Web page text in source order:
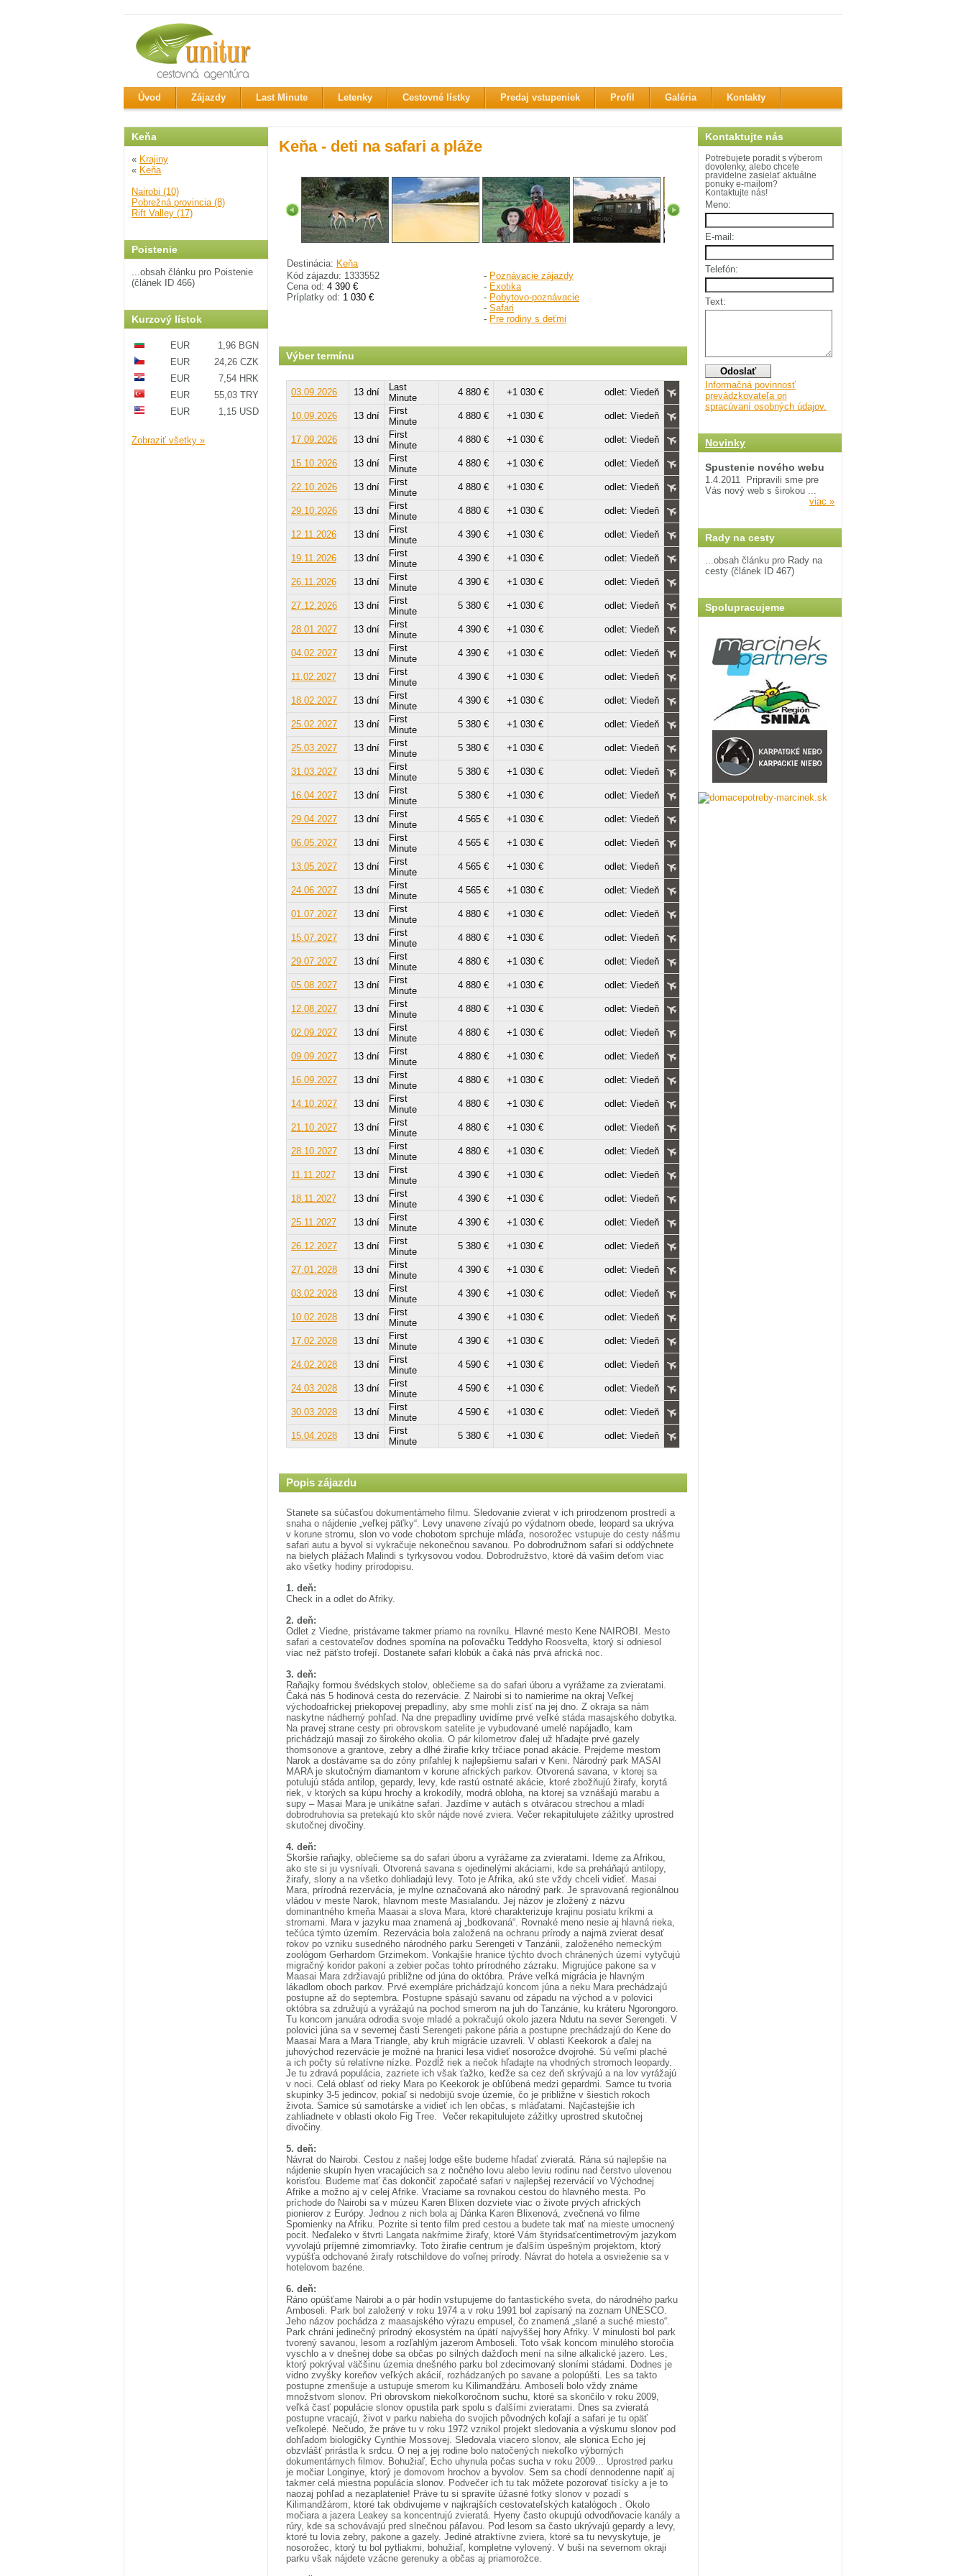
Úvod Zájazdy Last Minute Letenky Cestovné lístky Predaj vstupeniek Profil Galéria Kontakty
Keňa
« Krajiny
« Keňa
Nairobi (10)
Pobrežná provincia (8)
Rift Valley (17)
Poistenie
...obsah článku pro Poistenie
(článek ID 466)
Kurzový lístok
EUR
1,96 BGN
EUR
24,26 CZK
EUR
7,54 HRK
EUR
55,03 TRY
EUR
1,15 USD
Zobraziť všetky »
Keňa - deti na safari a pláže
Destinácia: Keňa
Kód zájazdu: 1333552
Cena od: 4 390 €
Príplatky od: 1 030 €
- Poznávacie zájazdy
- Exotika
- Pobytovo-poznávacie
- Safari
- Pre rodiny s deťmi
Výber termínu
03.09.2026 13 dní
Last
Minute
4 880 € +1 030 € odlet: Viedeň
10.09.2026 13 dní
First
Minute
4 880 € +1 030 € odlet: Viedeň
17.09.2026 13 dní
First
Minute
4 880 € +1 030 € odlet: Viedeň
15.10.2026 13 dní
First
Minute
4 880 € +1 030 € odlet: Viedeň
22.10.2026 13 dní
First
Minute
4 880 € +1 030 € odlet: Viedeň
29.10.2026 13 dní
First
Minute
4 880 € +1 030 € odlet: Viedeň
12.11.2026 13 dní
First
Minute
4 390 € +1 030 € odlet: Viedeň
19.11.2026 13 dní
First
Minute
4 390 € +1 030 € odlet: Viedeň
26.11.2026 13 dní
First
Minute
4 390 € +1 030 € odlet: Viedeň
27.12.2026 13 dní
First
Minute
5 380 € +1 030 € odlet: Viedeň
28.01.2027 13 dní
First
Minute
4 390 € +1 030 € odlet: Viedeň
04.02.2027 13 dní
First
Minute
4 390 € +1 030 € odlet: Viedeň
11.02.2027 13 dní
First
Minute
4 390 € +1 030 € odlet: Viedeň
18.02.2027 13 dní
First
Minute
4 390 € +1 030 € odlet: Viedeň
25.02.2027 13 dní
First
Minute
5 380 € +1 030 € odlet: Viedeň
25.03.2027 13 dní
First
Minute
5 380 € +1 030 € odlet: Viedeň
31.03.2027 13 dní
First
Minute
5 380 € +1 030 € odlet: Viedeň
16.04.2027 13 dní
First
Minute
5 380 € +1 030 € odlet: Viedeň
29.04.2027 13 dní
First
Minute
4 565 € +1 030 € odlet: Viedeň
06.05.2027 13 dní
First
Minute
4 565 € +1 030 € odlet: Viedeň
13.05.2027 13 dní
First
Minute
4 565 € +1 030 € odlet: Viedeň
24.06.2027 13 dní
First
Minute
4 565 € +1 030 € odlet: Viedeň
01.07.2027 13 dní
First
Minute
4 880 € +1 030 € odlet: Viedeň
15.07.2027 13 dní
First
Minute
4 880 € +1 030 € odlet: Viedeň
29.07.2027 13 dní
First
Minute
4 880 € +1 030 € odlet: Viedeň
05.08.2027 13 dní
First
Minute
4 880 € +1 030 € odlet: Viedeň
12.08.2027 13 dní
First
Minute
4 880 € +1 030 € odlet: Viedeň
02.09.2027 13 dní
First
Minute
4 880 € +1 030 € odlet: Viedeň
09.09.2027 13 dní
First
Minute
4 880 € +1 030 € odlet: Viedeň
16.09.2027 13 dní
First
Minute
4 880 € +1 030 € odlet: Viedeň
14.10.2027 13 dní
First
Minute
4 880 € +1 030 € odlet: Viedeň
21.10.2027 13 dní
First
Minute
4 880 € +1 030 € odlet: Viedeň
28.10.2027 13 dní
First
Minute
4 880 € +1 030 € odlet: Viedeň
11.11.2027 13 dní
First
Minute
4 390 € +1 030 € odlet: Viedeň
18.11.2027 13 dní
First
Minute
4 390 € +1 030 € odlet: Viedeň
25.11.2027 13 dní
First
Minute
4 390 € +1 030 € odlet: Viedeň
26.12.2027 13 dní
First
Minute
5 380 € +1 030 € odlet: Viedeň
27.01.2028 13 dní
First
Minute
4 390 € +1 030 € odlet: Viedeň
03.02.2028 13 dní
First
Minute
4 390 € +1 030 € odlet: Viedeň
10.02.2028 13 dní
First
Minute
4 390 € +1 030 € odlet: Viedeň
17.02.2028 13 dní
First
Minute
4 390 € +1 030 € odlet: Viedeň
24.02.2028 13 dní
First
Minute
4 590 € +1 030 € odlet: Viedeň
24.03.2028 13 dní
First
Minute
4 590 € +1 030 € odlet: Viedeň
30.03.2028 13 dní
First
Minute
4 590 € +1 030 € odlet: Viedeň
15.04.2028 13 dní
First
Minute
5 380 € +1 030 € odlet: Viedeň
Popis zájazdu
Stanete sa súčasťou dokumentárneho filmu. Sledovanie zvierat v ich prirodzenom prostredí a
snaha o nájdenie „veľkej päťky“. Levy unavene zívajú po výdatnom obede, leopard sa ukrýva
v korune stromu, slon vo vode chobotom sprchuje mláďa, nosorožec vstupuje do cesty nášmu
safari autu a byvol si vykračuje nekonečnou savanou. Po dobrodružnom safari si oddýchnete
na bielych plážach Malindi s tyrkysovou vodou. Dobrodružstvo, ktoré dá vašim deťom viac
ako všetky hodiny prírodopisu.
1. deň:
Check in a odlet do Afriky.
2. deň:
Odlet z Viedne, pristávame takmer priamo na rovníku. Hlavné mesto Kene NAIROBI. Mesto
safari a cestovateľov dodnes spomína na poľovačku Teddyho Roosvelta, ktorý si odniesol
viac než päťsto trofejí. Dostanete safari klobúk a čaká nás prvá africká noc.
3. deň:
Raňajky formou švédskych stolov, oblečieme sa do safari úboru a vyrážame za zvieratami.
Čaká nás 5 hodinová cesta do rezervácie. Z Nairobi si to namierime na okraj Veľkej
východoafrickej priekopovej prepadliny, aby sme mohli zísť na jej dno. Z okraja sa nám
naskytne nádherný pohľad. Na dne prepadliny uvidíme prvé veľké stáda masajského dobytka.
Na pravej strane cesty pri obrovskom satelite je vybudované umelé napájadlo, kam
prichádzajú masaji zo širokého okolia. O pár kilometrov ďalej už hľadajte prvé gazely
thomsonove a grantove, zebry a dlhé žirafie krky trčiace ponad akácie. Prejdeme mestom
Narok a dostávame sa do zóny priľahlej k najlepšiemu safari v Keni. Národný park MASAI
MARA je skutočným diamantom v korune afrických parkov. Otvorená savana, v ktorej sa
potulujú stáda antilop, gepardy, levy, kde rastú ostnaté akácie, ktoré zbožňujú žirafy, korytá
riek, v ktorých sa kúpu hrochy a krokodíly, modrá obloha, na ktorej sa vznášajú marabu a
supy – Masai Mara je unikátne safari. Jazdíme v autách s otváracou strechou a mladí
dobrodruhovia sa pretekajú kto skôr nájde nové zviera. Večer rekapitulujete zážitky uprostred
skutočnej divočiny.
4. deň:
Skoršie raňajky, oblečieme sa do safari úboru a vyrážame za zvieratami. Ideme za Afrikou,
ako ste si ju vysnívali. Otvorená savana s ojedinelými akáciami, kde sa preháňajú antilopy,
žirafy, slony a na všetko dohliadajú levy. Toto je Afrika, akú ste vždy chceli vidieť. Masai
Mara, prírodná rezervácia, je mylne označovaná ako národný park. Je spravovaná regionálnou
vládou v meste Narok, hlavnom meste Masialandu. Jej názov je zložený z názvu
dominantného kmeňa Maasai a slova Mara, ktoré charakterizuje krajinu posiatu kríkmi a
stromami. Mara v jazyku maa znamená aj „bodkovaná“. Rovnaké meno nesie aj hlavná rieka,
tečúca týmto územím. Rezervácia bola založená na ochranu prírody a najmä zvierat desať
rokov po vzniku susedného národného parku Serengeti v Tanzánii, založeného nemeckým
zoológom Gerhardom Grzimekom. Vonkajšie hranice týchto dvoch chránených území vytyčujú
migračný koridor pakoní a zebier počas tohto prírodného zázraku. Migrujúce pakone sa v
Maasai Mara zdržiavajú približne od júna do októbra. Práve veľká migrácia je hlavným
lákadlom oboch parkov. Prvé exempláre prichádzajú koncom júna a rieku Mara prechádzajú
postupne až do septembra. Postupne spásajú savanu od západu na východ a v polovici
októbra sa združujú a vyrážajú na pochod smerom na juh do Tanzánie, ku kráteru Ngorongoro.
Tu koncom januára odrodia svoje mladé a pokračujú okolo jazera Ndutu na sever Serengeti. V
polovici júna sa v severnej časti Serengeti pakone pária a postupne prechádzajú do Kene do
Maasai Mara a Mara Triangle, aby kruh migrácie uzavreli. V oblasti Keekorok a ďalej na
juhovýchod rezervácie je možné na hranici lesa vidieť nosorožce dvojrohé. Sú veľmi plaché
a ich počty sú relatívne nízke. Pozdĺž riek a riečok hľadajte na vhodných stromoch leopardy.
Je tu zdravá populácia, zazriete ich však ťažko, keďže sa cez deň skrývajú a na lov vyrážajú
v noci. Celá oblasť od rieky Mara po Keekorok je obľúbená medzi gepardmi. Samce tu tvoria
skupinky 3-5 jedincov, pokiaľ si nedobijú svoje územie, čo je približne v šiestich rokoch
života. Samice sú samotárske a vidieť ich len občas, s mláďatami. Najčastejšie ich
zahliadnete v oblasti okolo Fig Tree. Večer rekapitulujete zážitky uprostred skutočnej
divočiny.
5. deň:
Návrat do Nairobi. Cestou z našej lodge ešte budeme hľadať zvieratá. Rána sú najlepšie na
nájdenie skupín hyen vracajúcich sa z nočného lovu alebo leviu rodinu nad čerstvo ulovenou
korisťou. Budeme mať čas dokončiť započaté safari v najlepšej rezervácií vo Východnej
Afrike a možno aj v celej Afrike. Vraciame sa rovnakou cestou do hlavného mesta. Po
príchode do Nairobi sa v múzeu Karen Blixen dozviete viac o živote prvých afrických
pionierov z Európy. Jednou z nich bola aj Dánka Karen Blixenová, zvečnená vo filme
Spomienky na Afriku. Pozrite si tento film pred cestou a budete tak mať na mieste umocnený
pocit. Neďaleko v štvrti Langata nakŕmime žirafy, ktoré Vám štyridsaťcentimetrovým jazykom
vyvolajú príjemné zimomriavky. Toto žirafie centrum je ďalším úspešným projektom, ktorý
vypúšťa odchované žirafy rotschildove do voľnej prírody. Návrat do hotela a osvieženie sa v
hotelovom bazéne.
6. deň:
Ráno opúšťame Nairobi a o pár hodín vstupujeme do fantastického sveta, do národného parku
Amboseli. Park bol založený v roku 1974 a v roku 1991 bol zapísaný na zoznam UNESCO.
Jeho názov pochádza z maasajského výrazu empusel, čo znamená „slané a suché miesto“.
Park chráni jedinečný prírodný ekosystém na úpätí najvyššej hory Afriky. V minulosti bol park
tvorený savanou, lesom a rozľahlým jazerom Amboseli. Toto však koncom minulého storočia
vyschlo a v dnešnej dobe sa občas po silných dažďoch mení na silne alkalické jazero. Les,
ktorý pokrýval väčšinu územia dnešného parku bol zdecimovaný sloními stádami. Dodnes je
vidno zvyšky koreňov veľkých akácií, rozhádzaných po savane a polopúšti. Les sa takto
postupne zmenšuje a ustupuje smerom ku Kilimandžáru. Amboseli bolo vždy známe
množstvom slonov. Pri obrovskom niekoľkoročnom suchu, ktoré sa skončilo v roku 2009,
veľká časť populácie slonov opustila park spolu s ďalšími zvieratami. Dnes sa zvieratá
postupne vracajú, život v parku nabieha do svojich pôvodných koľají a safari je tu opäť
veľkolepé. Nečudo, že práve tu v roku 1972 vznikol projekt sledovania a výskumu slonov pod
dohľadom biologičky Cynthie Mossovej. Sledovala viacero slonov, ale slonica Echo jej
obzvlášť prirástla k srdcu. O nej a jej rodine bolo natočených niekoľko výborných
dokumentárnych filmov. Bohužiaľ, Echo uhynula počas sucha v roku 2009... Uprostred parku
je močiar Longinye, ktorý je domovom hrochov a byvolov. Sem sa chodí dennodenne napiť aj
takmer celá miestna populácia slonov. Podvečer ich tu tak môžete pozorovať tisícky a je to
naozaj pohľad a nezaplatenie! Práve tu si spravíte úžasné fotky slonov v pozadí s
Kilimandžárom, ktoré tak obdivujeme v najkrajších cestovateľských katalógoch . Okolo
močiara a jazera Leakey sa koncentrujú zvieratá. Hyeny často okupujú odvodňovacie kanály a
rúry, kde sa schovávajú pred slnečnou páľavou. Pod lesom sa často ukrývajú gepardy a levy,
ktoré tu lovia zebry, pakone a gazely. Jediné atraktívne zviera, ktoré sa tu nevyskytuje, je
nosorožec, ktorý tu bol pytliakmi, bohužiaľ, kompletne vylovený. V buši na severnom okraji
parku však nájdete vzácne gerenuky a občas aj priamorožce.
Kontaktujte nás
Potrebujete poradit s výberom
dovolenky, alebo chcete
pravidelne zasielať aktuálne
ponuky e-mailom?
Kontaktujte nás!
Meno:
E-mail:
Telefón:
Text:
Informačná povinnosť
prevádzkovateľa pri
spracúvaní osobných údajov.
Novinky
Spustenie nového webu
1.4.2011 Pripravili sme pre
Vás nový web s širokou ...
viac »
Rady na cesty
...obsah článku pro Rady na
cesty (článek ID 467)
Spolupracujeme